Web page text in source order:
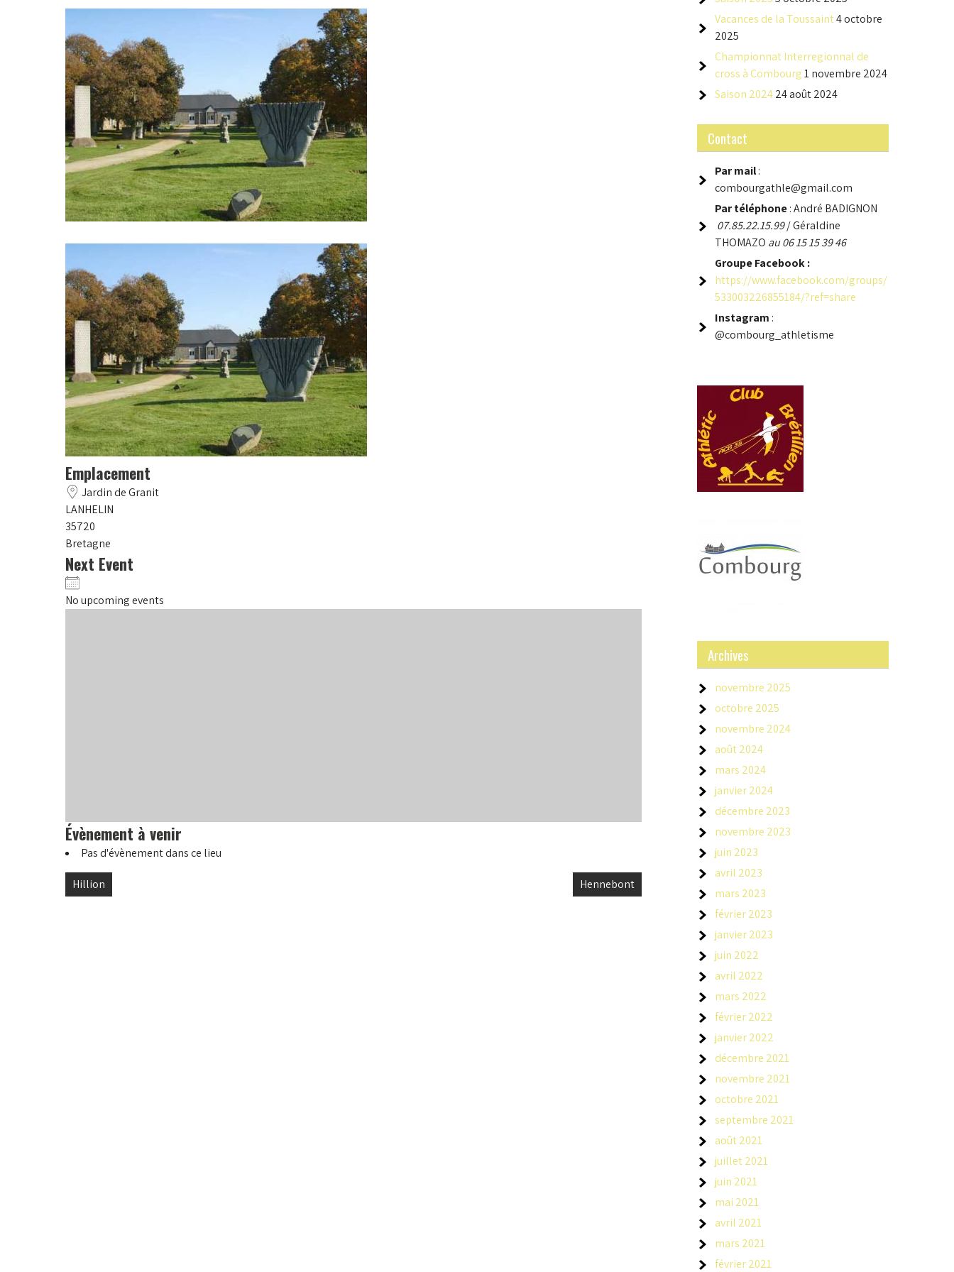
Emplacement
Jardin de Granit
LANHELIN
35720
Bretagne
Next Event
No upcoming events
Évènement à venir
Pas d'évènement dans ce lieu
Navigation
Hillion Hennebont
Vacances de la Toussaint4 octobre
2025
Championnat Interregionnal de
cross à Combourg1 novembre 2024
Saison 202424 août 2024
Contact
Par mail:
combourgathle@gmail.com
Par téléphone: André BADIGNON
07.85.22.15.99/ Géraldine
THOMAZO au 06 15 15 39 46
GroupeFacebook :
https://www.facebook.com/groups/
533003226855184/?ref=share
Instagram :
@combourg_athletisme
Archives
novembre 2025
octobre 2025
novembre 2024
août 2024
mars 2024
janvier 2024
décembre 2023
novembre 2023
juin 2023
avril 2023
mars 2023
février 2023
janvier 2023
juin 2022
avril 2022
mars 2022
février 2022
janvier 2022
décembre 2021
novembre 2021
octobre 2021
septembre 2021
août 2021
juillet 2021
juin 2021
mai 2021
avril 2021
mars 2021
février 2021